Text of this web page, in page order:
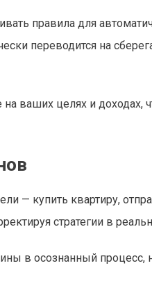
правила для
переводится на
ваших целях и доходах,
купить квартиру,
стратегии в
в осознанный процесс,